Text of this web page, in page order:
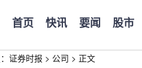
首页 快讯 要闻 股市
证券时报 > 公司 > 正文